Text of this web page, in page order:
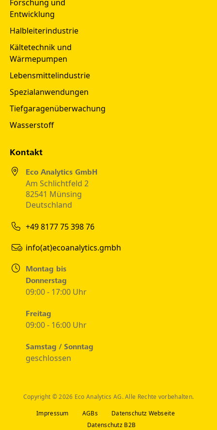
Forschung und
Entwicklung
Halbleiterindustrie
Kältetechnik und
Wärmepumpen
Lebensmittelindustrie
Spezialanwendungen
Tiefgaragenüberwachung
Wasserstoff
Kontakt
Eco Analytics GmbH
Am Schlichtfeld 2
82541 Münsing
Deutschland
+49 8177 75 398 76
info(at)ecoanalytics.gmbh
Montag bis
Donnerstag
09:00 - 17:00 Uhr
Freitag
09:00 - 16:00 Uhr
Samstag / Sonntag
geschlossen
Copyright © 2026 Eco Analytics AG. Alle Rechte vorbehalten.
Impressum
AGBs
Datenschutz Webseite
Datenschutz B2B